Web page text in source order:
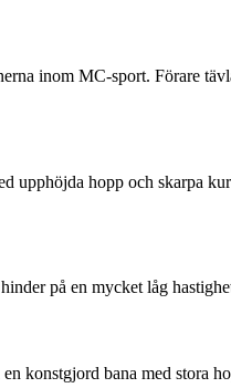
inom MC-sport. Förare
upphöjda hopp och skarpa
på en mycket låg
konstgjord bana med stora